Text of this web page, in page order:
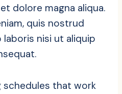
dolore magna aliqua.
quis nostrud
nisi ut aliquip
that work